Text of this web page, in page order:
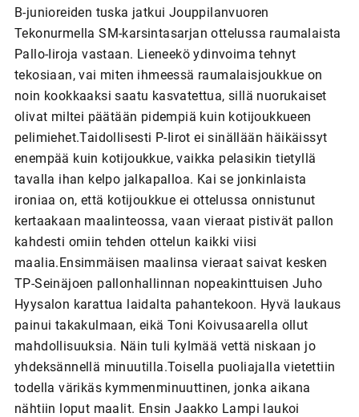
B-junioreiden tuska jatkui Jouppilanvuoren
Tekonurmella SM-karsintasarjan ottelussa raumalaista
Pallo-Iiroja vastaan. Lieneekö ydinvoima tehnyt
tekosiaan, vai miten ihmeessä raumalaisjoukkue on
noin kookkaaksi saatu kasvatettua, sillä nuorukaiset
olivat miltei päätään pidempiä kuin kotijoukkueen
pelimiehet.Taidollisesti P-Iirot ei sinällään häikäissyt
enempää kuin kotijoukkue, vaikka pelasikin tietyllä
tavalla ihan kelpo jalkapalloa. Kai se jonkinlaista
ironiaa on, että kotijoukkue ei ottelussa onnistunut
kertaakaan maalinteossa, vaan vieraat pistivät pallon
kahdesti omiin tehden ottelun kaikki viisi
maalia.Ensimmäisen maalinsa vieraat saivat kesken
TP-Seinäjoen pallonhallinnan nopeakinttuisen Juho
Hyysalon karattua laidalta pahantekoon. Hyvä laukaus
painui takakulmaan, eikä Toni Koivusaarella ollut
mahdollisuuksia. Näin tuli kylmää vettä niskaan jo
yhdeksännellä minuutilla.Toisella puoliajalla vietettiin
todella värikäs kymmenminuuttinen, jonka aikana
nähtiin loput maalit. Ensin Jaakko Lampi laukoi